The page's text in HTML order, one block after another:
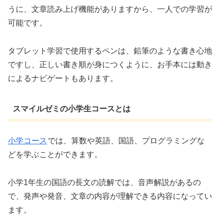
うに、文章読み上げ機能がありますから、一人での学習が
可能です。
タブレット学習で使用するペンは、鉛筆のような書き心地
ですし、正しい書き順が身につくように、お手本には動き
によるナビゲートもあります。
スマイルゼミの小学生コースとは
小学コース では、算数や英語、国語、プログラミングな
どを学ぶことができます。
小学1年生の国語の長文の読解では、音声解説があるの
で、発声や発音、文章の内容が理解できる内容になってい
ます。